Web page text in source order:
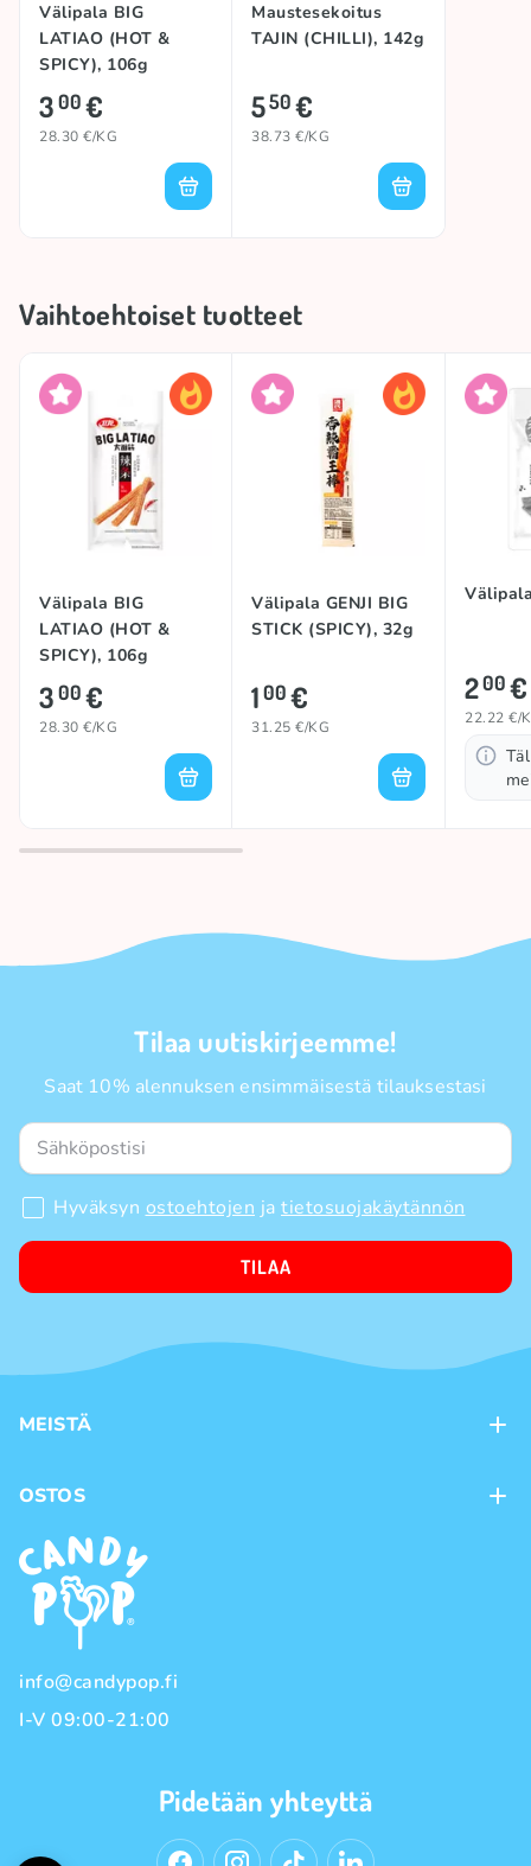
TOP TOP
#trend LATIAO
Välipala BIG
LATIAO (HOT &
SPICY), 106g
300€
28.30 €/KG
Maustesekoitus
TAJIN (CHILLI), 142g
550€
38.73 €/KG
Vaihtoehtoiset tuotteet
Välipala BIG
LATIAO (HOT &
SPICY), 106g
300€
28.30 €/KG
Välipala GENJI BIG
STICK (SPICY), 32g
100€
31.25 €/KG
200€
22.22 €/
Tilaa uutiskirjeemme!
Saat 10% alennuksen ensimmäisestä tilauksestasi
Hyväksyn ostoehtojen ja tietosuojakäytännön
TILAA
MEISTÄ
Kanta-asiakasohjelma
Tuotemerkit
OSTOS
Maksutavat
Toimitustavat
Käyttöehdot
Tietosuojakäytäntö
info@candypop.fi
I-V 09:00-21:00
Pidetään yhteyttä